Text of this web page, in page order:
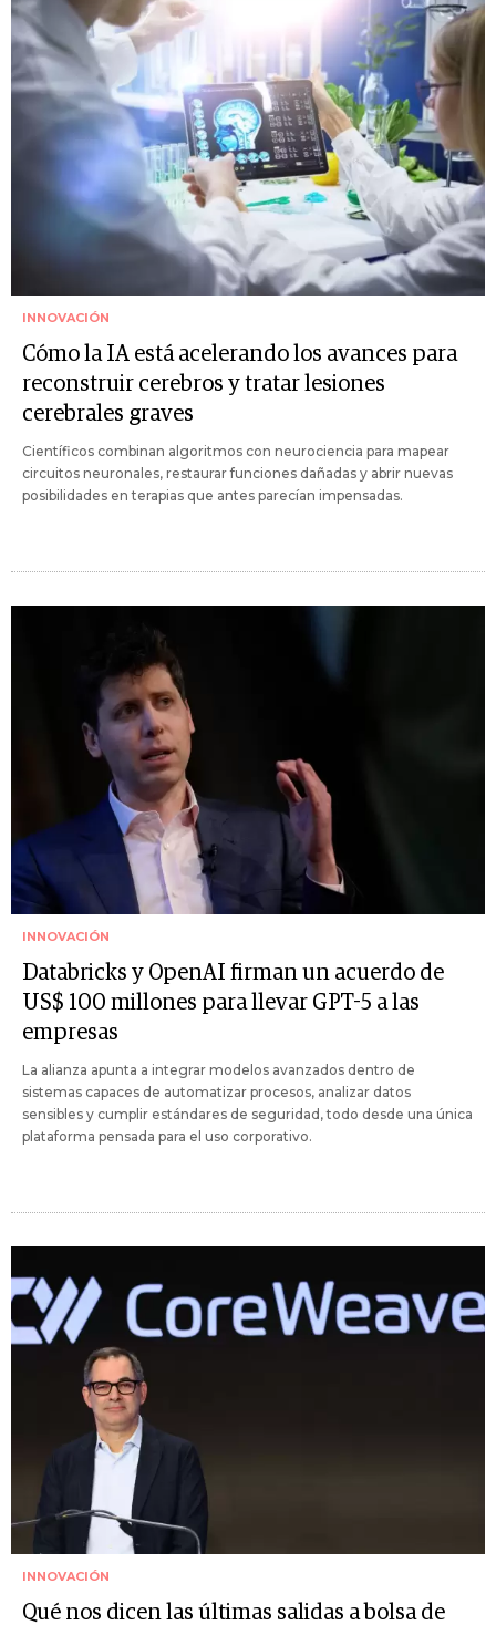
INNOVACIÓN
Cómo la IA está acelerando los avances para
reconstruir cerebros y tratar lesiones
cerebrales graves
Científicos combinan algoritmos con neurociencia para mapear
circuitos neuronales, restaurar funciones dañadas y abrir nuevas
posibilidades en terapias que antes parecían impensadas.
INNOVACIÓN
Databricks y OpenAI firman un acuerdo de
US$ 100 millones para llevar GPT-5 a las
empresas
La alianza apunta a integrar modelos avanzados dentro de
sistemas capaces de automatizar procesos, analizar datos
sensibles y cumplir estándares de seguridad, todo desde una única
plataforma pensada para el uso corporativo.
INNOVACIÓN
Qué nos dicen las últimas salidas a bolsa de